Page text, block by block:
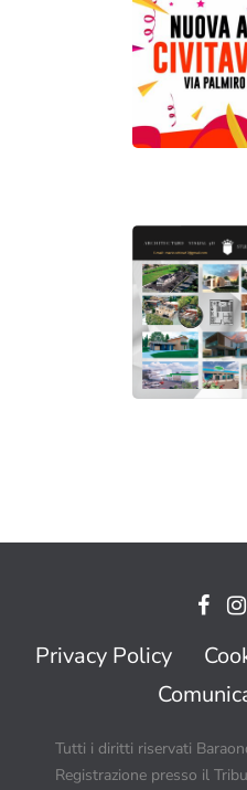
Privacy Policy
Tutti i diritti riservati
Registrazione presso il